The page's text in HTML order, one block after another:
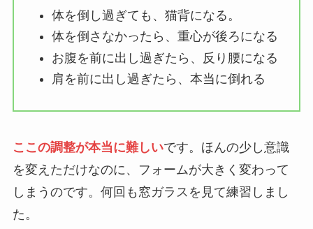
体を倒し過ぎても、猫背になる。
体を倒さなかったら、重心が後ろになる
お腹を前に出し過ぎたら、反り腰になる
肩を前に出し過ぎたら、本当に倒れる
ここの調整が本当に難しいです。ほんの少し意識
を変えただけなのに、フォームが大きく変わって
しまうのです。何回も窓ガラスを見て練習しまし
た。